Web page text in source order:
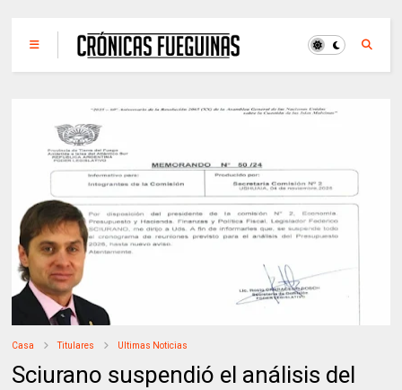
Casa Titulares Ultimas Noticias
Sciurano suspendió el análisis del